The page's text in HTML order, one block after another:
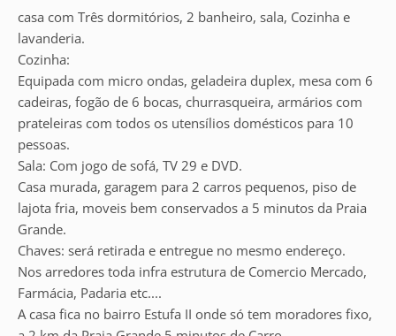
casa com Três dormitórios, 2 banheiro, sala, Cozinha e
lavanderia.
Cozinha:
Equipada com micro ondas, geladeira duplex, mesa com 6
cadeiras, fogão de 6 bocas, churrasqueira, armários com
prateleiras com todos os utensílios domésticos para 10
pessoas.
Sala: Com jogo de sofá, TV 29 e DVD.
Casa murada, garagem para 2 carros pequenos, piso de
lajota fria, moveis bem conservados a 5 minutos da Praia
Grande.
Chaves: será retirada e entregue no mesmo endereço.
Nos arredores toda infra estrutura de Comercio Mercado,
Farmácia, Padaria etc....
A casa fica no bairro Estufa II onde só tem moradores fixo,